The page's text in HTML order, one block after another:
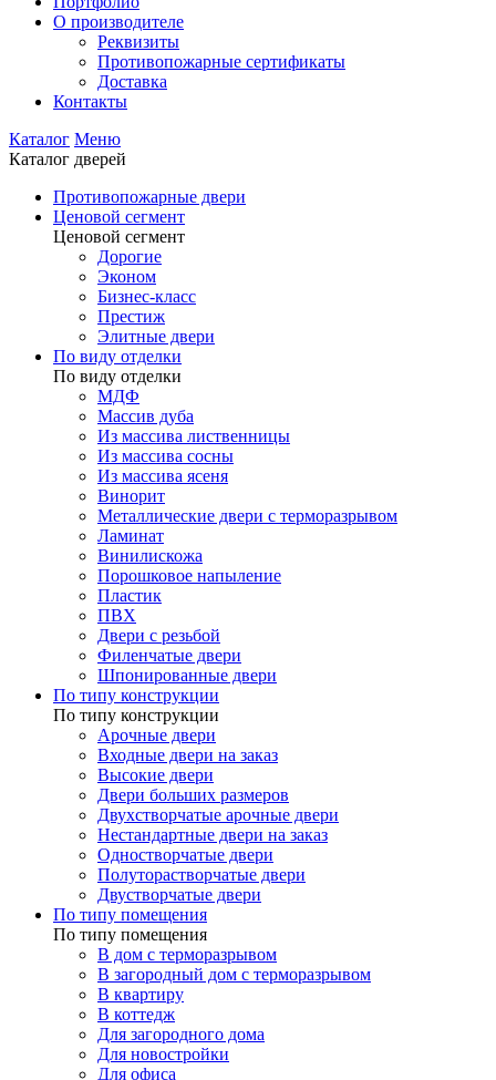
О производителе
Реквизиты
Противопожарные сертификаты
Доставка
Контакты
Каталог Меню
Каталог дверей
Противопожарные двери
Ценовой сегмент
Ценовой сегмент
Дорогие
Эконом
Бизнес-класс
Престиж
Элитные двери
По виду отделки
По виду отделки
МДФ
Массив дуба
Из массива лиственницы
Из массива сосны
Из массива ясеня
Винорит
Металлические двери с терморазрывом
Ламинат
Винилискожа
Порошковое напыление
Пластик
ПВХ
Двери с резьбой
Филенчатые двери
Шпонированные двери
По типу конструкции
По типу конструкции
Арочные двери
Входные двери на заказ
Высокие двери
Двери больших размеров
Двухстворчатые арочные двери
Нестандартные двери на заказ
Одностворчатые двери
Полуторастворчатые двери
Двустворчатые двери
По типу помещения
По типу помещения
В дом с терморазрывом
В загородный дом с терморазрывом
В квартиру
В коттедж
Для загородного дома
Для новостройки
Для офиса